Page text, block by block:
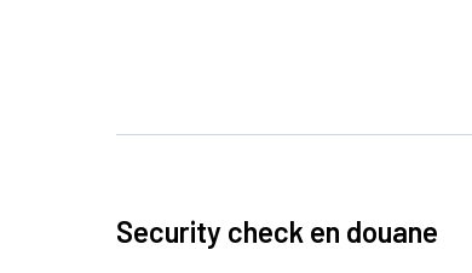
Security check en douane